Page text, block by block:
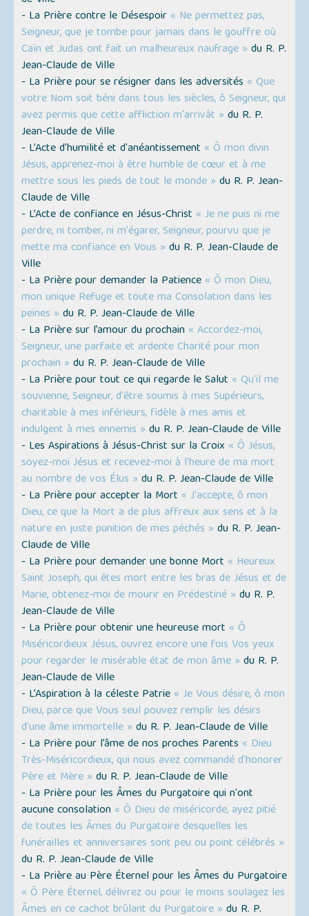
- La Prière contre le Désespoir « Ne permettez pas,
Seigneur, que je tombe pour jamais dans le gouffre où
Caïn et Judas ont fait un malheureux naufrage » du R. P.
Jean-Claude de Ville
- La Prière pour se résigner dans les adversités « Que
votre Nom soit béni dans tous les siècles, ô Seigneur, qui
avez permis que cette affliction m'arrivât » du R. P.
Jean-Claude de Ville
- L’Acte d'humilité et d'anéantissement « Ô mon divin
Jésus, apprenez-moi à être humble de cœur et à me
mettre sous les pieds de tout le monde » du R. P. Jean-
Claude de Ville
- L’Acte de confiance en Jésus-Christ « Je ne puis ni me
perdre, ni tomber, ni m'égarer, Seigneur, pourvu que je
mette ma confiance en Vous » du R. P. Jean-Claude de
Ville
- La Prière pour demander la Patience « Ô mon Dieu,
mon unique Refuge et toute ma Consolation dans les
peines » du R. P. Jean-Claude de Ville
- La Prière sur l’amour du prochain « Accordez-moi,
Seigneur, une parfaite et ardente Charité pour mon
prochain » du R. P. Jean-Claude de Ville
- La Prière pour tout ce qui regarde le Salut « Qu'il me
souvienne, Seigneur, d'être soumis à mes Supérieurs,
charitable à mes inférieurs, fidèle à mes amis et
indulgent à mes ennemis » du R. P. Jean-Claude de Ville
- Les Aspirations à Jésus-Christ sur la Croix « Ô Jésus,
soyez-moi Jésus et recevez-moi à l'heure de ma mort
au nombre de vos Élus » du R. P. Jean-Claude de Ville
- La Prière pour accepter la Mort « J'accepte, ô mon
Dieu, ce que la Mort a de plus affreux aux sens et à la
nature en juste punition de mes péchés » du R. P. Jean-
Claude de Ville
- La Prière pour demander une bonne Mort « Heureux
Saint Joseph, qui êtes mort entre les bras de Jésus et de
Marie, obtenez-moi de mourir en Prédestiné » du R. P.
Jean-Claude de Ville
- La Prière pour obtenir une heureuse mort « Ô
Miséricordieux Jésus, ouvrez encore une fois Vos yeux
pour regarder le misérable état de mon âme » du R. P.
Jean-Claude de Ville
- L’Aspiration à la céleste Patrie « Je Vous désire, ô mon
Dieu, parce que Vous seul pouvez remplir les désirs
d'une âme immortelle » du R. P. Jean-Claude de Ville
- La Prière pour l’âme de nos proches Parents « Dieu
Très-Miséricordieux, qui nous avez commandé d'honorer
Père et Mère » du R. P. Jean-Claude de Ville
- La Prière pour les Âmes du Purgatoire qui n'ont
aucune consolation « Ô Dieu de miséricorde, ayez pitié
de toutes les Âmes du Purgatoire desquelles les
funérailles et anniversaires sont peu ou point célébrés »
du R. P. Jean-Claude de Ville
- La Prière au Père Éternel pour les Âmes du Purgatoire
« Ô Père Éternel, délivrez ou pour le moins soulagez les
Âmes en ce cachot brûlant du Purgatoire » du R. P.